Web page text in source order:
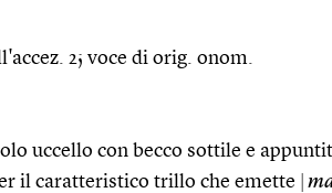
2; voce di orig. onom.
uccello con becco sottile e
il caratteristico trillo che emette